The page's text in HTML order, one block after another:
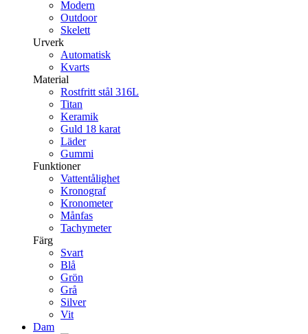
Modern
Outdoor
Skelett
Urverk
Automatisk
Kvarts
Material
Rostfritt stål 316L
Titan
Keramik
Guld 18 karat
Läder
Gummi
Funktioner
Vattentålighet
Kronograf
Kronometer
Månfas
Tachymeter
Färg
Svart
Blå
Grön
Grå
Silver
Vit
Dam